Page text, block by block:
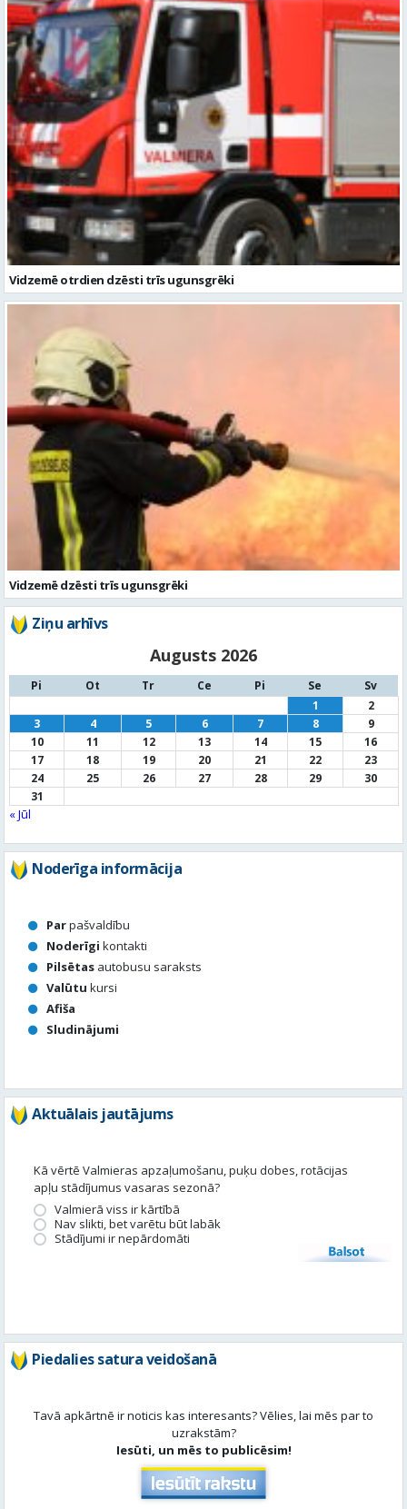
Vidzemē otrdien dzēsti trīs ugunsgrēki
Vidzemē dzēsti trīs ugunsgrēki
Ziņu arhīvs
Augusts 2026
Pi Ot Tr Ce Pi Se
Sv
1
2
3
4 5 6 7 8
9
10
11 12 13 14 15
16
17
18 19 20 21 22
23
24
25 26 27 28 29
30
31
« Jūl
Noderīga informācija
Parpašvaldību
Noderīgi kontakti
Pilsētas autobusu saraksts
Valūtu kursi
Afiša
Sludinājumi
Aktuālais jautājums
Kā vērtē Valmieras apzaļumošanu, puķu dobes, rotācijas
apļu stādījumus vasaras sezonā?
Valmierā viss ir kārtībā
Nav slikti, bet varētu būt labāk
Stādījumi ir nepārdomāti
Balsot
Piedalies satura veidošanā
Tavā apkārtnē ir noticis kas interesants? Vēlies, lai mēs par to
uzrakstām?
Iesūti, un mēs to publicēsim!